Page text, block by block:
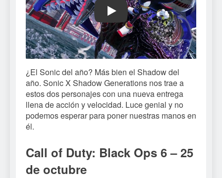
Play
¿El Sonic del año? Más bien el Shadow del
año. Sonic X Shadow Generations nos trae a
estos dos personajes con una nueva entrega
llena de acción y velocidad. Luce genial y no
podemos esperar para poner nuestras manos en
él.
Call of Duty: Black Ops 6 – 25
de octubre